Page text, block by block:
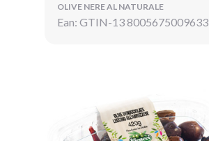
OLIVE NERE AL NATURALE
Ean: GTIN-13 8005675009633